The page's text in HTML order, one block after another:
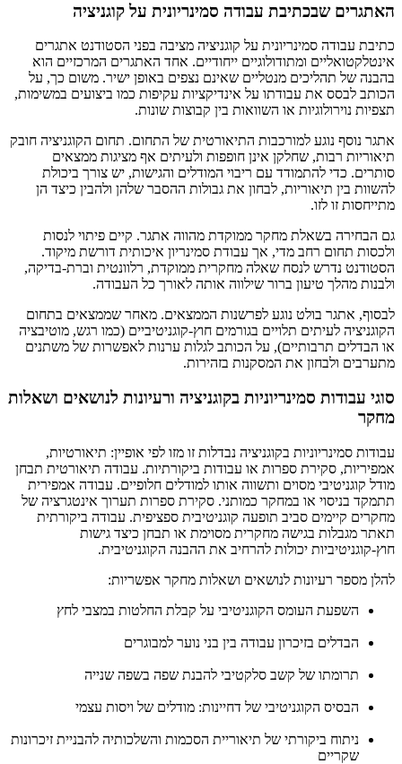
האתגרים שבכתיבת עבודה סמינריונית על קוגניציה
כתיבת עבודה סמינריונית על קוגניציה מציבה בפני הסטודנט אתגרים
אינטלקטואליים ומתודולוגיים ייחודיים. אחד האתגרים המרכזיים הוא
בהבנה של תהליכים מנטליים שאינם נצפים באופן ישיר. משום כך, על
הכותב לבסס את עבודתו על אינדיקציות עקיפות כמו ביצועים במשימות,
תצפיות נוירולוגיות או השוואות בין קבוצות שונות.
אתגר נוסף נוגע למורכבות התיאורטית של התחום. תחום הקוגניציה חובק
תיאוריות רבות, שחלקן אינן חופפות ולעיתים אף מציגות ממצאים
סותרים. כדי להתמודד עם ריבוי המודלים והגישות, יש צורך ביכולת
להשוות בין תיאוריות, לבחון את גבולות ההסבר שלהן ולהבין כיצד הן
מתייחסות זו לזו.
גם הבחירה בשאלת מחקר ממוקדת מהווה אתגר. קיים פיתוי לנסות
ולכסות תחום רחב מדי, אך עבודת סמינריון איכותית דורשת מיקוד.
הסטודנט נדרש לנסח שאלה מחקרית ממוקדת, רלוונטית וברת-בדיקה,
ולבנות מהלך טיעון ברור שילווה אותה לאורך כל העבודה.
לבסוף, אתגר בולט נוגע לפרשנות הממצאים. מאחר שממצאים בתחום
הקוגניציה לעיתים תלויים בגורמים חוץ-קוגניטיביים (כמו רגש, מוטיבציה
או הבדלים תרבותיים), על הכותב לגלות ערנות לאפשרות של משתנים
מתערבים ולבחון את המסקנות בזהירות.
סוגי עבודות סמינריוניות בקוגניציה ורעיונות לנושאים ושאלות
מחקר
עבודות סמינריוניות בקוגניציה נבדלות זו מזו לפי אופיין: תיאורטיות,
אמפיריות, סקירת ספרות או עבודות ביקורתיות. עבודה תיאורטית תבחן
מודל קוגניטיבי מסוים ותשווה אותו למודלים חלופיים. עבודה אמפירית
תתמקד בניסוי או במחקר כמותני. סקירת ספרות תערוך אינטגרציה של
מחקרים קיימים סביב תופעה קוגניטיבית ספציפית. עבודה ביקורתית
תאתר מגבלות בגישה מחקרית מסוימת או תבחן כיצד גישות
חוץ-קוגניטיביות יכולות להרחיב את ההבנה הקוגניטיבית.
להלן מספר רעיונות לנושאים ושאלות מחקר אפשריות:
השפעת העומס הקוגניטיבי על קבלת החלטות במצבי לחץ
הבדלים בזיכרון עבודה בין בני נוער למבוגרים
תרומתו של קשב סלקטיבי להבנת שפה בשפה שנייה
הבסיס הקוגניטיבי של דחיינות: מודלים של ויסות עצמי
ניתוח ביקורתי של תיאוריית הסכמות והשלכותיה להבניית זיכרונות
שקריים